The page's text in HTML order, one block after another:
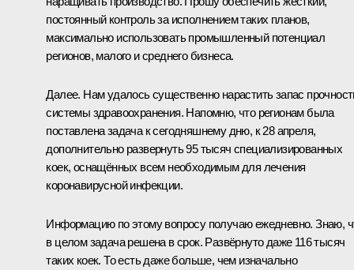
постоянный контроль за исполнением таких планов,
максимально использовать промышленный потенциал
регионов, малого и среднего бизнеса.
Далее. Нам удалось существенно нарастить запас
системы здравоохранения. Напомню, что регионам была
поставлена задача к сегодняшнему дню, к 28 апреля,
дополнительно развернуть 95 тысяч специализированных
коек, оснащённых всем необходимым для лечения
коронавирусной инфекции.
Информацию по этому вопросу получаю ежедневно. Знаю,
в целом задача решена в срок. Развёрнуто даже 116 тысяч
таких коек. То есть даже больше, чем изначально